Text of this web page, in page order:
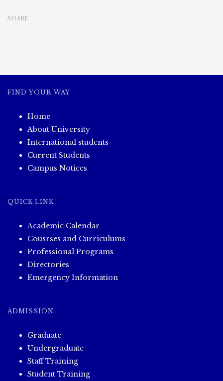
SHARE
FIND YOUR WAY
Home
About University
International students
Current Students
Campus Notices
QUICK LINK
Academic Calendar
Cousrses and Curriculums
Professional Programs
Directories
Emergency Information
ADMISSION
Graduate
Undergraduate
Staff Training
Student Training